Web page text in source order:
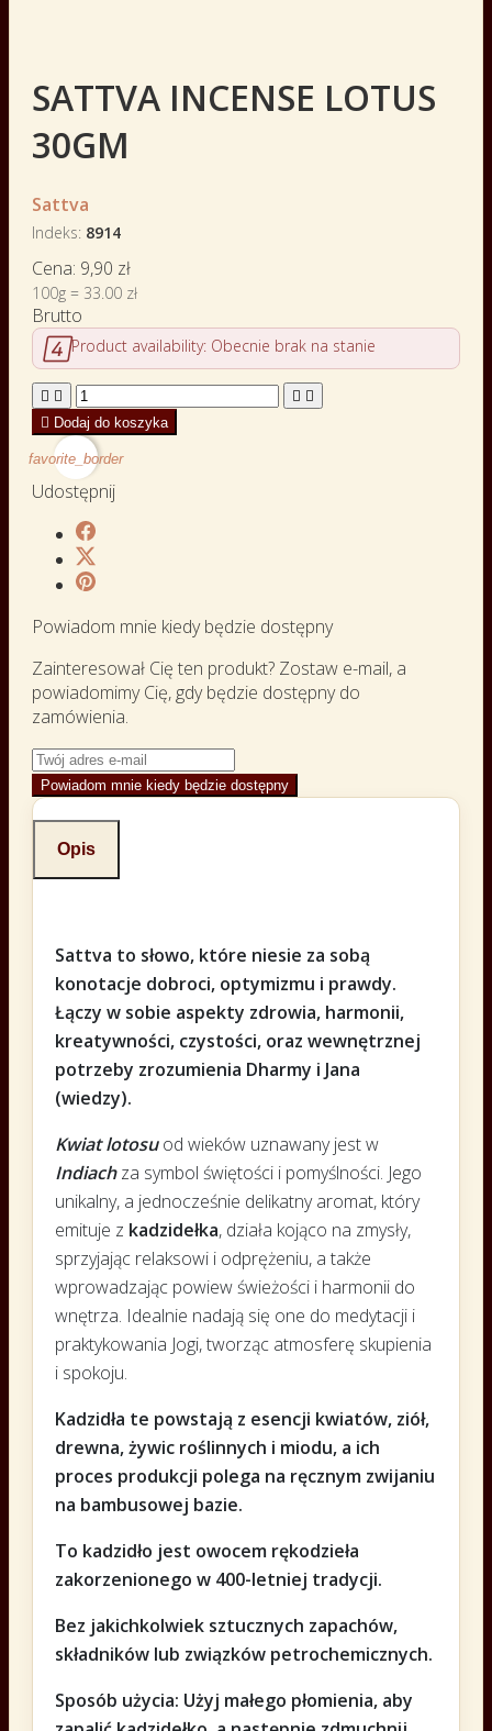
SATTVA INCENSE LOTUS
30GM
Sattva
Indeks 8914
Cena: 9,90 zł
100g = 33.00 zł
Brutto
Product availability: Obecnie brak na stanie
   
 Dodaj do koszyka
favorite_border
Udostępnij
Powiadom mnie kiedy będzie dostępny
Zainteresował Cię ten produkt? Zostaw e-mail, a
powiadomimy Cię, gdy będzie dostępny do
zamówienia.
Powiadom mnie kiedy będzie dostępny
Opis
Sattva to słowo, które niesie za sobą
konotacje dobroci, optymizmu i prawdy.
Łączy w sobie aspekty zdrowia, harmonii,
kreatywności, czystości, oraz wewnętrznej
potrzeby zrozumienia Dharmy i Jana
(wiedzy).
Kwiat lotosuod wieków uznawany jest w
Indiachza symbol świętości i pomyślności. Jego
unikalny, a jednocześnie delikatny aromat, który
emituje z kadzidełka, działa kojąco na zmysły,
sprzyjając relaksowi i odprężeniu, a także
wprowadzając powiew świeżości i harmonii do
wnętrza. Idealnie nadają się one do medytacji i
praktykowania Jogi, tworząc atmosferę skupienia
i spokoju.
Kadzidła te powstają z esencji kwiatów, ziół,
drewna, żywic roślinnych i miodu, a ich
proces produkcji polega na ręcznym zwijaniu
na bambusowej bazie.
To kadzidło jest owocem rękodzieła
zakorzenionego w 400-letniej tradycji.
Bez jakichkolwiek sztucznych zapachów,
składników lub związków petrochemicznych.
Sposób użycia: Użyj małego płomienia, aby